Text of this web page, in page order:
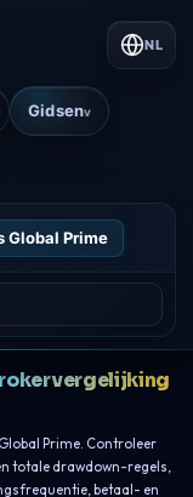
Gidsenv
NL
Global Prime
Prime. Controleer
totale drawdown-regels,
betaal- en